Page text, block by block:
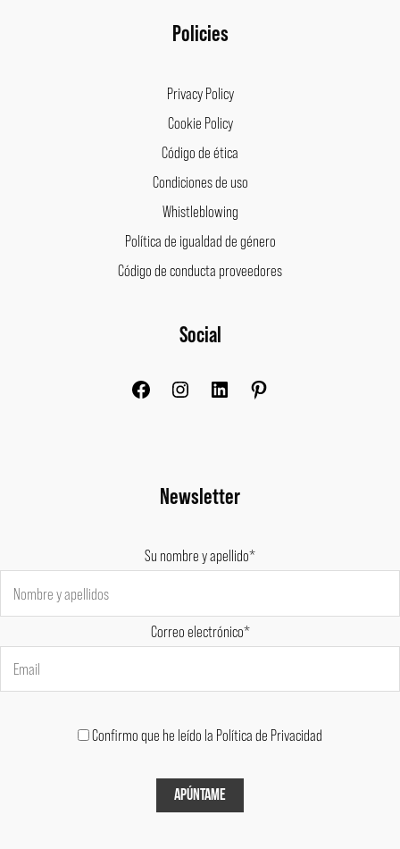
Policies
Privacy Policy
Cookie Policy
Código de ética
Condiciones de uso
Whistleblowing
Política de igualdad de género
Código de conducta proveedores
Social
Newsletter
Su nombre y apellido*
Correo electrónico*
Confirmo que he leído la Política de Privacidad